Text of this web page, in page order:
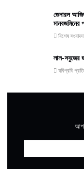
জেনারল
বিশেষ
লাল-সবুজের
যবিপ্রবি